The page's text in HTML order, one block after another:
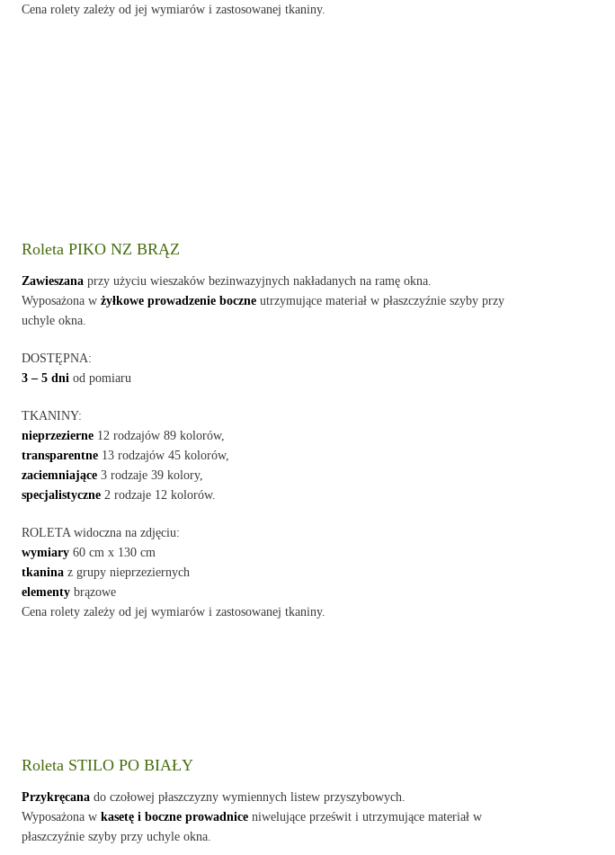
Cena rolety zależy od jej wymiarów i zastosowanej tkaniny.
Roleta PIKO NZ BRĄZ
Zawieszanaprzy użyciu wieszaków bezinwazyjnych nakładanych na ramę okna.
Wyposażona w żyłkowe prowadzenie boczneutrzymujące materiał w płaszczyźnie szyby przy
uchyle okna.
DOSTĘPNA:
3 – 5 dniod pomiaru
TKANINY:
nieprzezierne12 rodzajów 89 kolorów,
transparentne13 rodzajów 45 kolorów,
zaciemniające3 rodzaje 39 kolory,
specjalistyczne2 rodzaje 12 kolorów.
ROLETA widoczna na zdjęciu:
wymiary60 cm x 130 cm
tkaninaz grupy nieprzeziernych
elementybrązowe
Cena rolety zależy od jej wymiarów i zastosowanej tkaniny.
Roleta STILO PO BIAŁY
Przykręcanado czołowej płaszczyzny wymiennych listew przyszybowych.
Wyposażona w kasetę i boczne prowadniceniwelujące prześwit i utrzymujące materiał w
płaszczyźnie szyby przy uchyle okna.